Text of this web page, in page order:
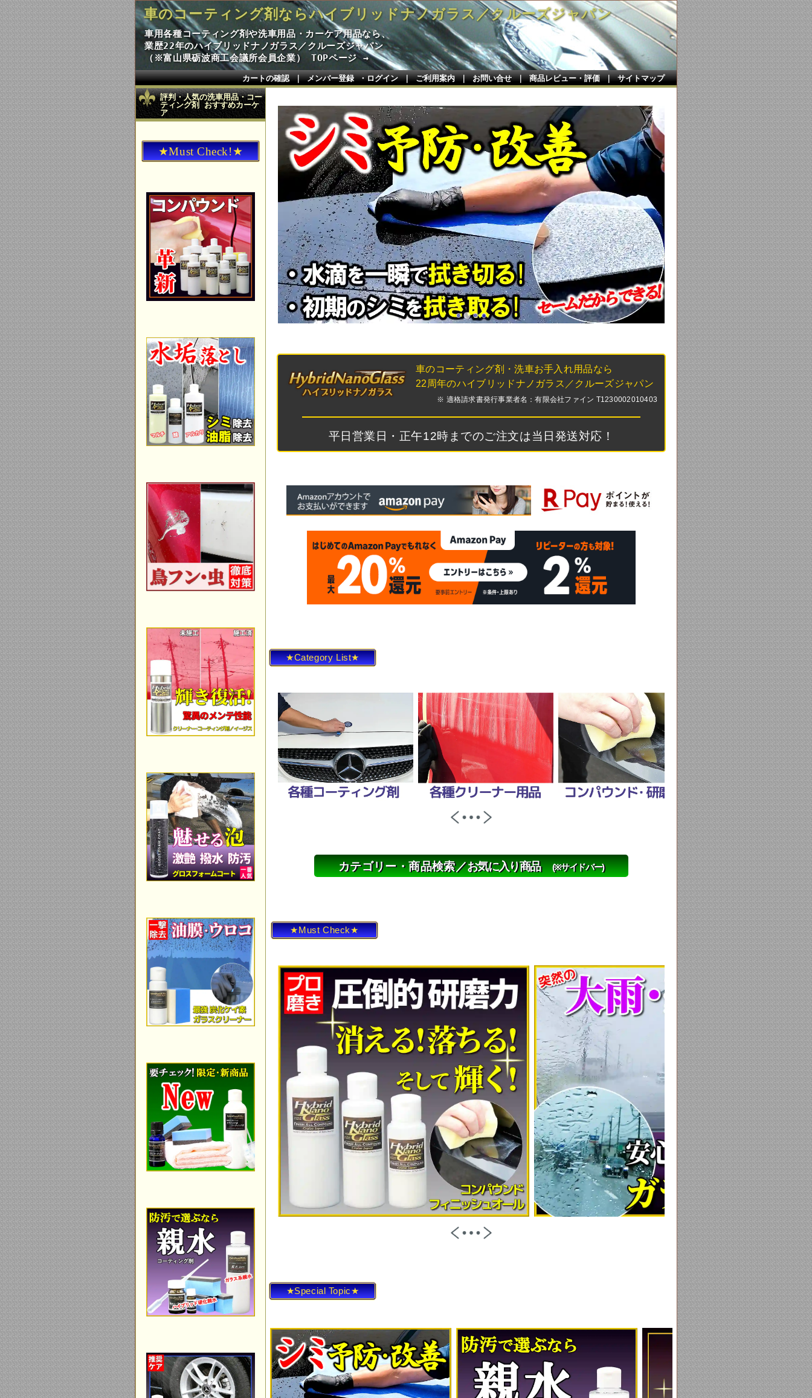
車のコーティング剤ならハイブリッドナノガラス／クルーズジャパン
車用各種コーティング剤や洗車用品・カーケア用品なら、
業歴22年のハイブリッドナノガラス／クルーズジャパン
（※富山県砺波商工会議所会員企業） TOPページ →
カートの確認｜メンバー登録 ・ログイン｜ご利用案内｜お問い合せ｜商品レビュー・評価｜サイトマップ
評判・人気の洗車用品・コー
ティング剤 おすすめカーケ
ア
★Must Check!★
車のコーティング剤・洗車お手入れ用品なら
22周年のハイブリッドナノガラス／クルーズジャパン
※ 適格請求書発行事業者名：有限会社ファイン T1230002010403
平日営業日・正午12時までのご注文は当日発送対応！
★Category List★
カテゴリー・商品検索／お気に入り商品 (※サイドバー)
★Must Check★
★Special Topic★